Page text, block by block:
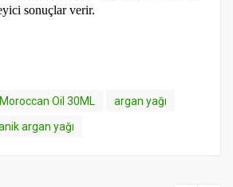
sonuçlar verir.
Oil 30ML
argan yağı
argan yağı